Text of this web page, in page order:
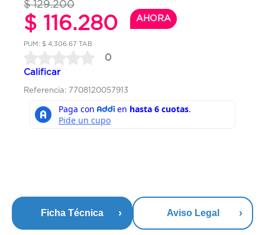
$ 129.200
$ 116.280 AHORA
PUM: $ 4,306.67 TAB
0
Calificar
Referencia: 7708120057913
Ficha Técnica Aviso Legal